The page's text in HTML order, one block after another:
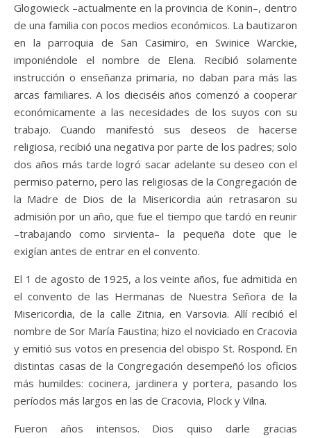
Glogowieck –actualmente en la provincia de Konin–, dentro
de una familia con pocos medios económicos. La bautizaron
en la parroquia de San Casimiro, en Swinice Warckie,
imponiéndole el nombre de Elena. Recibió solamente
instrucción o enseñanza primaria, no daban para más las
arcas familiares. A los dieciséis años comenzó a cooperar
económicamente a las necesidades de los suyos con su
trabajo. Cuando manifestó sus deseos de hacerse
religiosa, recibió una negativa por parte de los padres; solo
dos años más tarde logró sacar adelante su deseo con el
permiso paterno, pero las religiosas de la Congregación de
la Madre de Dios de la Misericordia aún retrasaron su
admisión por un año, que fue el tiempo que tardó en reunir
–trabajando como sirvienta– la pequeña dote que le
exigían antes de entrar en el convento.
El 1 de agosto de 1925, a los veinte años, fue admitida en
el convento de las Hermanas de Nuestra Señora de la
Misericordia, de la calle Zitnia, en Varsovia. Allí recibió el
nombre de Sor María Faustina; hizo el noviciado en Cracovia
y emitió sus votos en presencia del obispo St. Rospond. En
distintas casas de la Congregación desempeñó los oficios
más humildes: cocinera, jardinera y portera, pasando los
períodos más largos en las de Cracovia, Plock y Vilna.
Fueron años intensos. Dios quiso darle gracias